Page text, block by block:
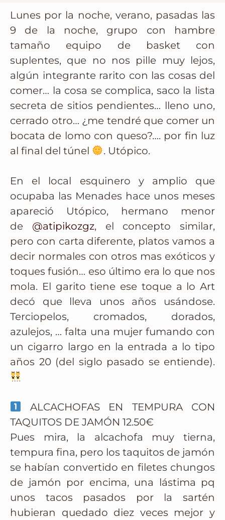
Lunes por la noche, verano, pasadas las
9 de la noche, grupo con hambre
tamaño equipo de basket con
suplentes, que no nos pille muy lejos,
algún integrante rarito con las cosas del
comer… la cosa se complica, saco la lista
secreta de sitios pendientes… lleno uno,
cerrado otro… ¿me tendré que comer un
bocata de lomo con queso?…. por fin luz
al final del túnel
. Utópico.
En el local esquinero y amplio que
ocupaba las Menades hace unos meses
apareció Utópico, hermano menor
de @atipikozgz, el concepto similar,
pero con carta diferente, platos vamos a
decir normales con otros mas exóticos y
toques fusión… eso último era lo que nos
mola. El garito tiene ese toque a lo Art
decó que lleva unos años usándose.
Terciopelos, cromados, dorados,
azulejos, … falta una mujer fumando con
un cigarro largo en la entrada a lo tipo
años 20 (del siglo pasado se entiende).
ALCACHOFAS EN TEMPURA CON
TAQUITOS DE JAMÓN 12.50€
Pues mira, la alcachofa muy tierna,
tempura fina, pero los taquitos de jamón
se habían convertido en filetes chungos
de jamón por encima, una lástima pq
unos tacos pasados por la sartén
hubieran quedado diez veces mejor y